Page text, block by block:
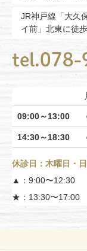
JR神戸線「大久
イ前」北東に徒
tel.078-
09:00～13:00
14:30～18:30
休診日：木曜日・
▲：9:00〜12:30
★：13:30〜17:00